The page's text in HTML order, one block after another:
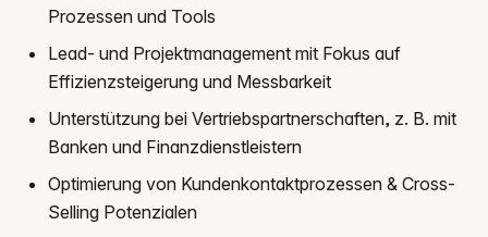
Prozessen und Tools
Lead- und Projektmanagement mit Fokus auf
Effizienzsteigerung und Messbarkeit
Unterstützung bei Vertriebspartnerschaften, z. B. mit
Banken und Finanzdienstleistern
Optimierung von Kundenkontaktprozessen & Cross-
Selling Potenzialen